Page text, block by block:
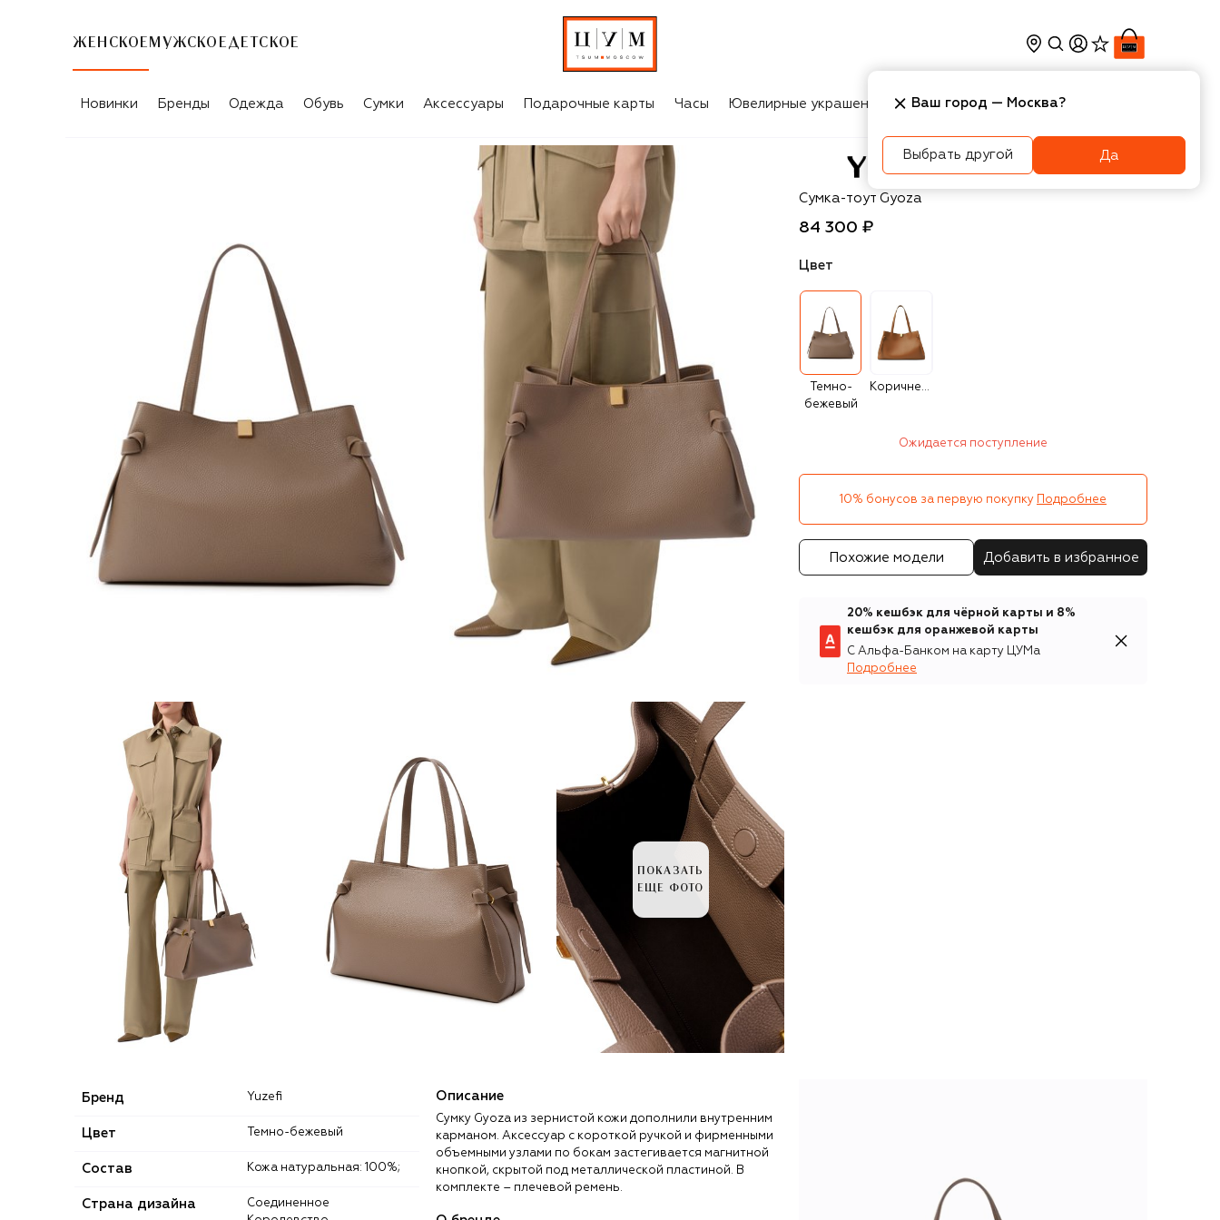
ЖЕНСКОЕ МУЖСКОЕ ДЕТСКОЕ
Новинки Бренды Одежда Обувь Сумки Аксессуары Подарочные карты Часы Ювелирные украшения Косметика Интерьер
ПОКАЗАТЬ
ЕЩЕ ФОТО
Yuzefi
Сумка-тоут Gyoza
84 300 ₽
Цвет
Темно-
бежевый
Коричневый
Ожидается поступление
10% бонусов за первую покупку Подробнее
Похожие модели Добавить в избранное
20% кешбэк для чёрной карты и 8%
кешбэк для оранжевой карты
С Альфа-Банком на карту ЦУМа
Подробнее
Бренд Yuzefi
Цвет Темно-бежевый
Состав Кожа натуральная: 100%;
Страна дизайна
Соединенное
Описание
Сумку Gyoza из зернистой кожи дополнили внутренним
карманом. Аксессуар с короткой ручкой и фирменными
объемными узлами по бокам застегивается магнитной
кнопкой, скрытой под металлической пластиной. В
комплекте – плечевой ремень.
Ваш город — Москва?
Выбрать другой Да